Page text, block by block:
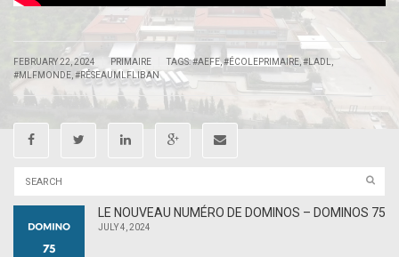
FEBRUARY 22, 2024 PRIMAIRE TAGS:#AEFE,#ÉCOLEPRIMAIRE #LADL
#MLFMONDE #RÉSEAUMLFLIBAN
LE NOUVEAU NUMÉRO DE DOMINOS – DOMINOS 75
JULY 4, 2024